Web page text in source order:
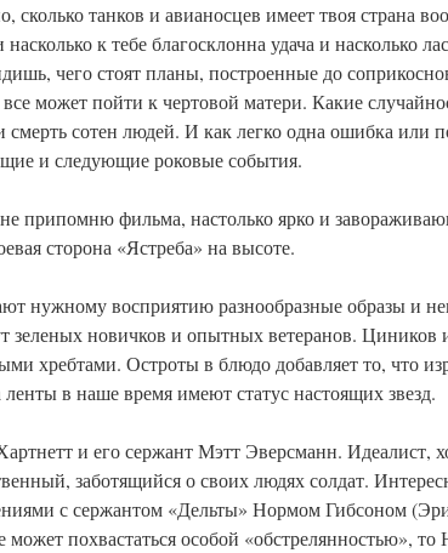
сколько танков и авианосцев имеет твоя страна
к тебе благосклонна удача и насколько
чего стоят планы, построенные до
может пойти к чертовой матери. Какие
смерть сотен людей. И как легко одна ошибка или
и следующие роковые события.
припомню фильма, настолько ярко и
сторона «Ястреба» на высоте.
нужному восприятию разнообразные образы и
зеленых новичков и опытных ветеранов. Циников
хребтами. Остроты в блюдо добавляет то, что
ленты в наше время имеют статус настоящих звезд.
и его сержант Мэтт Эверсманн. Идеалист,
заботящийся о своих людях солдат.
с сержантом «Дельты» Нормом Гибсоном
может похвастаться особой «обстрелянностью»,